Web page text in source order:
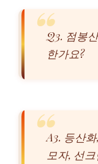
Q3. 점봉
한가요?
A3. 등산
모자, 선